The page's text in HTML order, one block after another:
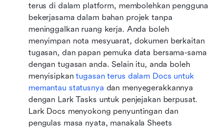
terus di dalam platform, membolehkan pengguna
bekerjasama dalam bahan projek tanpa
meninggalkan ruang kerja. Anda boleh
menyimpan nota mesyuarat, dokumen berkaitan
tugasan, dan papan pemuka data bersama-sama
dengan tugasan anda. Selain itu, anda boleh
menyisipkan tugasan terus dalam Docs untuk
memantau statusnya dan menyegerakkannya
dengan Lark Tasks untuk penjejakan berpusat.
Lark Docs menyokong penyuntingan dan
pengulas masa nyata, manakala Sheets